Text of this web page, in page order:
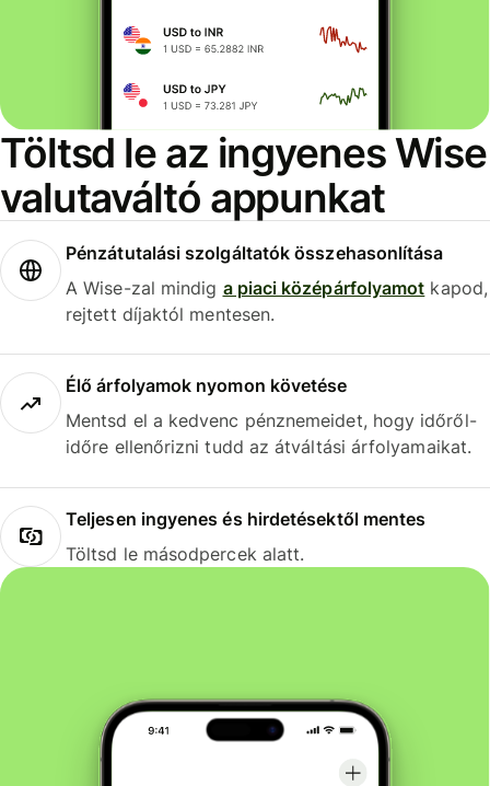
Töltsd le az ingyenes Wise
valutaváltó appunkat
Pénzátutalási szolgáltatók összehasonlítása
A Wise-zal mindig a piaci középárfolyamot kapod,
rejtett díjaktól mentesen.
Élő árfolyamok nyomon követése
Mentsd el a kedvenc pénznemeidet, hogy időről-
időre ellenőrizni tudd az átváltási árfolyamaikat.
Teljesen ingyenes és hirdetésektől mentes
Töltsd le másodpercek alatt.